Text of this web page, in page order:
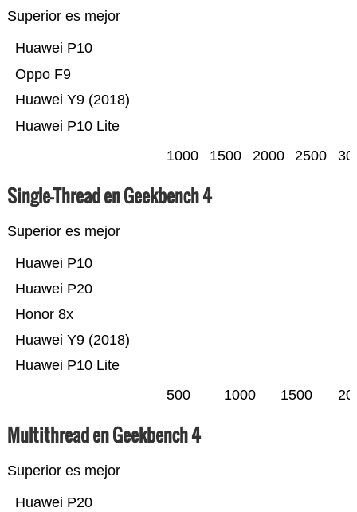
Superior es mejor
Huawei P10 Lite
Huawei Y9 (2018)
Oppo F9
Huawei P10
1000 1500 2000 2500
Single-Thread en Geekbench 4
Superior es mejor
Huawei P10 Lite
Huawei Y9 (2018)
Honor 8x
Huawei P20
Huawei P10
500 1000 1500
Multithread en Geekbench 4
Superior es mejor
Huawei P20